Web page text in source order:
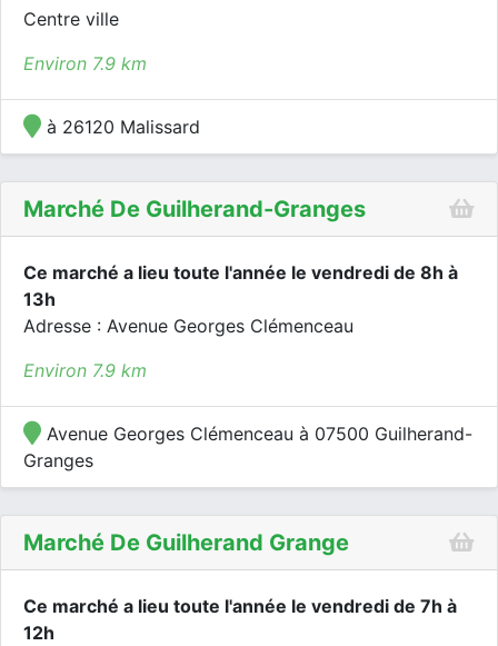
Centre ville
Environ 7.9 km
à 26120 Malissard
Marché De Guilherand-Granges
Ce marché a lieu toute l'année le vendredi de 8h à
13h
Adresse : Avenue Georges Clémenceau
Environ 7.9 km
Avenue Georges Clémenceau à 07500 Guilherand-
Granges
Marché De Guilherand Grange
Ce marché a lieu toute l'année le vendredi de 7h à
12h